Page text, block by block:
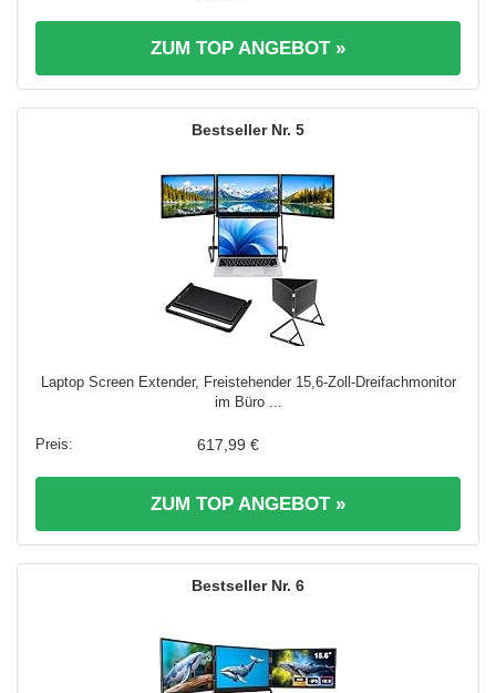
ZUM TOP ANGEBOT »
5
Laptop Screen Extender, Freistehender 15,6-Zoll-Dreifachmonitor
im Büro ...
617,99 €
ZUM TOP ANGEBOT »
6